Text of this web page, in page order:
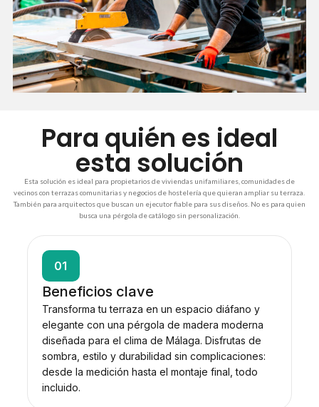
Para quién es ideal
esta solución
Esta solución es ideal para propietarios de viviendas unifamiliares, comunidades de
vecinos con terrazas comunitarias y negocios de hostelería que quieran ampliar su terraza.
También para arquitectos que buscan un ejecutor fiable para sus diseños. No es para quien
busca una pérgola de catálogo sin personalización.
01
Beneficios clave
Transforma tu terraza en un espacio diáfano y
elegante con una pérgola de madera moderna
diseñada para el clima de Málaga. Disfrutas de
sombra, estilo y durabilidad sin complicaciones:
desde la medición hasta el montaje final, todo
incluido.